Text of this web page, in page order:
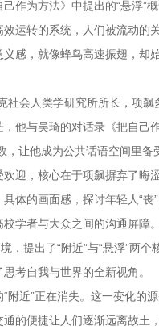
作为方法》中提出的“悬浮”
运转的系统，人们被流动的
感，就像蜂鸟高速振翅，却
社会人类学研究所所长，项飙
他与吴琦的对话录《把自己
，让他成为公共话语空间里备
迎，核心在于项飙摒弃了晦
体的画面感，探讨年轻人“丧
学者与大众之间的沟通屏障
，提出了“附近”与“悬浮”两个
考自我与世界的全新视角。
附近”正在消失。这一变化的
的便捷让人们逐渐远离故土